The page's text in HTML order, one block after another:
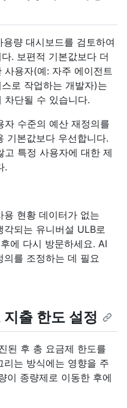
량 대시보드를 검토하여
. 보편적 기본값보다 더
사용자(예: 자주 에이전트
로 작업하는 개발자)는
차단될 수 있습니다.
자 수준의 예산 재정의를
기본값보다 우선합니다.
고 특정 사용자에 대한 제
.
용 현황 데이터가 없는
되는 유니버설 ULB로
에 다시 방문하세요. AI
를 조정하는 데 필요
출 한도 설정
된 후 총 요금제 한도를
는 방식에는 영향을 주
이 종량제로 이동한 후에